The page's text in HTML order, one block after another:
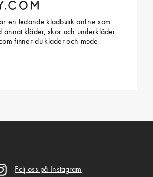
en ledande klädbutik online som
annat kläder, skor och underkläder.
finner du kläder och mode
Följ oss på Instagram